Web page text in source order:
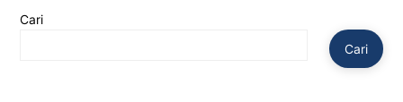
Cari
Cari